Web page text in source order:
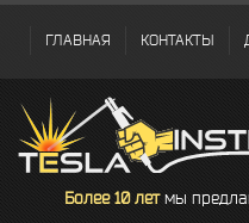
ГЛАВНАЯ КОНТАКТЫ
Более 10 летмы